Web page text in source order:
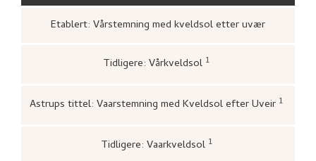
Etablert: Vårstemning med kveldsol etter uvær
Tidligere: Vårkveldsol 1
(Oslo: Grøndahl Dreyer / De Norske
Bokklubbene, 1993 [1986]),398.
Astrups tittel: Vaarstemning med Kveldsol efter Uveir 1
Bjarne Klausens Bogtrykkeri,
kunstforening, 1908),
Tidligere: Vaarkveldsol 1